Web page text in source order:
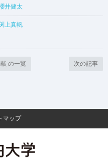
井健太
上真帆
の一覧 次の記事
マップ